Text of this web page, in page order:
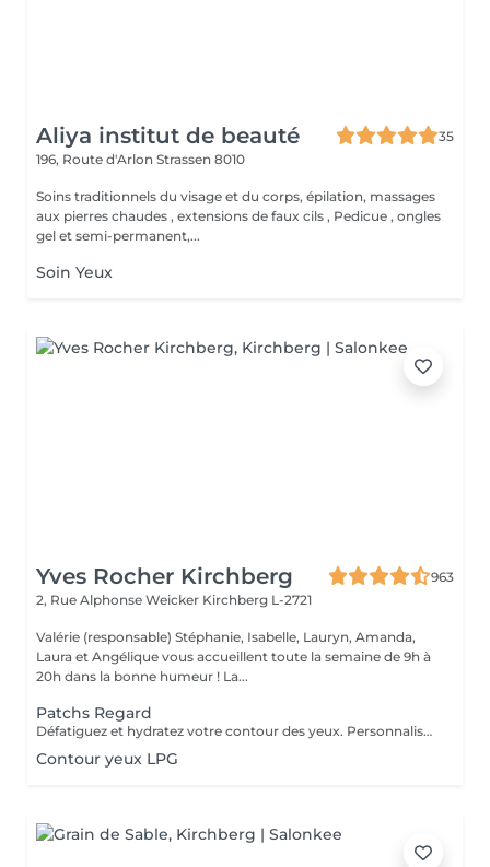
Aliya institut de beauté
35
196, Route d'Arlon Strassen 8010
Soins traditionnels du visage et du corps, épilation, massages
aux pierres chaudes , extensions de faux cils , Pedicue , ongles
gel et semi-permanent,...
Soin Yeux
Yves Rocher Kirchberg
963
2, Rue Alphonse Weicker Kirchberg L-2721
Valérie (responsable) Stéphanie, Isabelle, Lauryn, Amanda,
Laura et Angélique vous accueillent toute la semaine de 9h à
20h dans la bonne humeur ! La...
Patchs Regard
Défatiguez et hydratez votre contour des yeux. Personnalisez votre soin visage nettoyant ou essentiel en bénéficiant pendant votre masque de patchs formulés spécialement pour défatiguer et hydrater le contour des yeux.
Contour yeux LPG